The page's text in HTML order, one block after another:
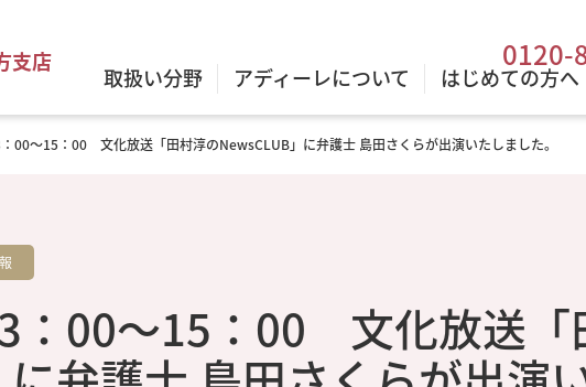
支店 0120-
取扱い分野 アディーレについて はじめての方へ
～15：00 文化放送「田村淳のNewsCLUB」に弁護士 島田さくらが出演いたしました。
00～15：00 文化放送「